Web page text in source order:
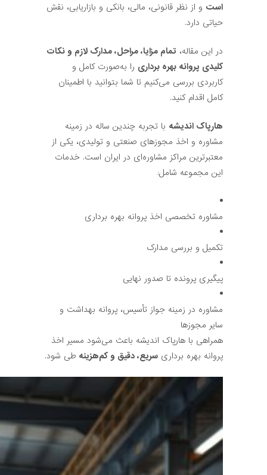
است و از نظر قانونی، مالی، بانکی و بازاریابی، نقش
حیاتی دارد.
در این مقاله، تمام مزایا، مراحل، مدارک لازم و نکات
کلیدی پروانه بهره برداری را به‌صورت کامل و
کاربردی بررسی می‌کنیم تا شما بتوانید با اطمینان
کامل اقدام کنید.
هارپاک اندیشه با تجربه چندین ساله در زمینه
مشاوره و اخذ مجوزهای صنعتی و تولیدی، یکی از
معتبرترین مراکز مشاوره‌ای در ایران است. خدمات
این مجموعه شامل:
مشاوره تخصصی اخذ پروانه بهره برداری
تکمیل و بررسی مدارک
پیگیری پرونده تا صدور نهایی
مشاوره در زمینه جواز تأسیس، پروانه بهداشت و
سایر مجوزها
همراهی با هارپاک اندیشه باعث می‌شود مسیر اخذ
پروانه بهره برداری سریع، دقیق و کم‌هزینه طی شود.